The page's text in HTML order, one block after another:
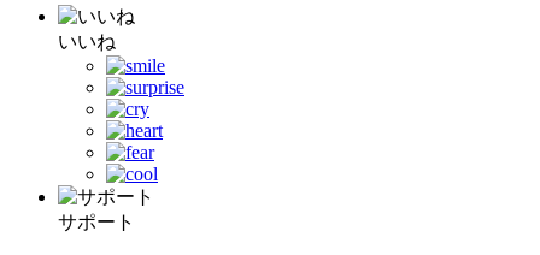
いいね
サポート